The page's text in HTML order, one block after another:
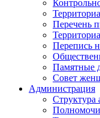
Перечень
Перепись
Памятные
Совет
Администрация
Структура